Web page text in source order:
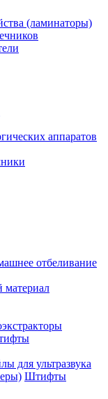
(ламинаторы)
аппаратов
отбеливание
для ультразвука
Штифты